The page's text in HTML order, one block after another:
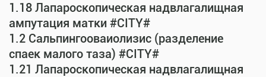
1.18 Лапароскопическая надвлагалищная
ампутация матки #CITY#
1.2 Сальпингооваиолизис (разделение
спаек малого таза) #CITY#
1.21 Лапароскопическая надвлагалищная